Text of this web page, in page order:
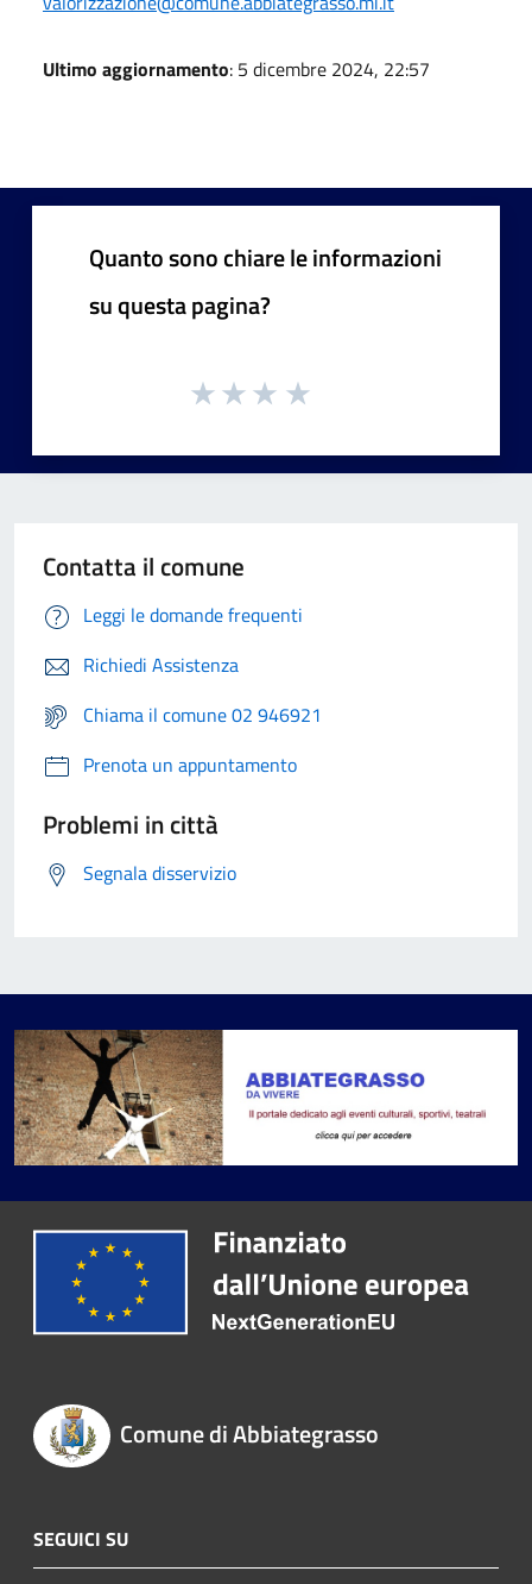
Ultimo aggiornamento: 5 dicembre 2024, 22:57
Quanto sono chiare le informazioni
su questa pagina?
Contatta il comune
Leggi le domande frequenti
Richiedi Assistenza
Chiama il comune 02 946921
Prenota un appuntamento
Problemi in città
Segnala disservizio
Comune di Abbiategrasso
SEGUICI SU